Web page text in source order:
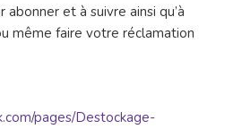
abonner et à suivre ainsi qu’à
même faire votre réclamation
pages/Destockage-